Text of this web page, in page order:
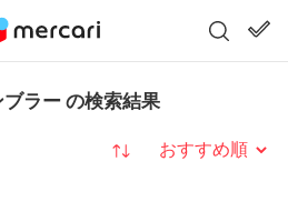
ラー の検索結果
並び替え